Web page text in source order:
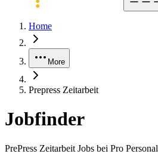
Home
More
Prepress Zeitarbeit
Jobfinder
PrePress Zeitarbeit Jobs bei Pro Personal